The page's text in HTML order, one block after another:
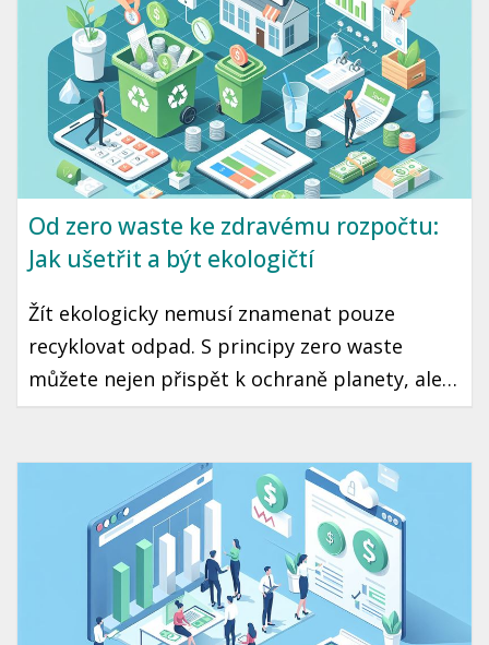
Od zero waste ke zdravému rozpočtu:
Jak ušetřit a být ekologičtí
Žít ekologicky nemusí znamenat pouze
recyklovat odpad. S principy zero waste
můžete nejen přispět k ochraně planety, ale
také výrazně ušetřit peníze v rozpočtu. Tento
jak začít žít udržitelně, aniž byste zatížili svou
peněženku.